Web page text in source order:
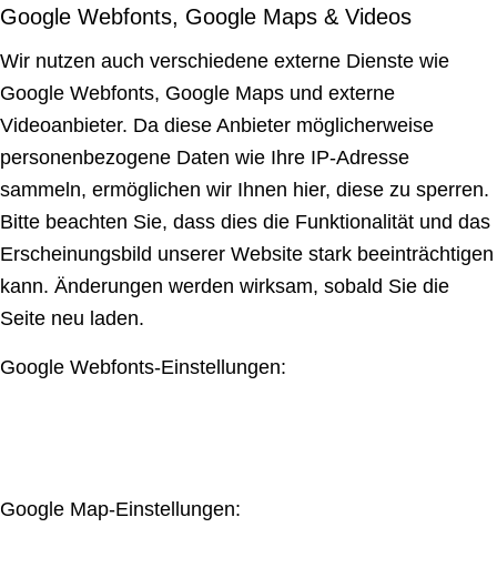
Google Webfonts, Google Maps & Videos
Wir nutzen auch verschiedene externe Dienste wie
Google Webfonts, Google Maps und externe
Videoanbieter. Da diese Anbieter möglicherweise
personenbezogene Daten wie Ihre IP-Adresse
sammeln, ermöglichen wir Ihnen hier, diese zu sperren.
Bitte beachten Sie, dass dies die Funktionalität und das
Erscheinungsbild unserer Website stark beeinträchtigen
kann. Änderungen werden wirksam, sobald Sie die
Seite neu laden.
Google Webfonts-Einstellungen:
Google Map-Einstellungen: